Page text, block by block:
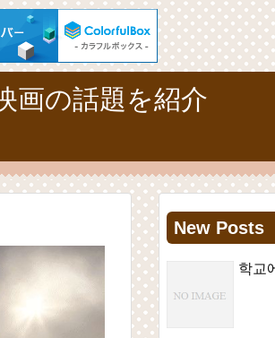
画の話題を紹介
New Posts
학교